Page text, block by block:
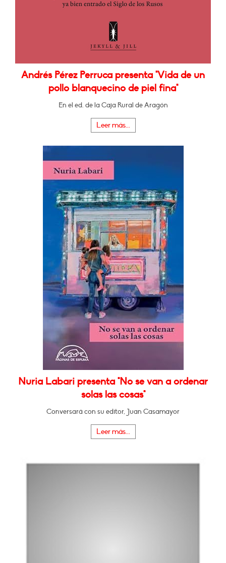
Andrés Pérez Perruca presenta "Vida de un
pollo blanquecino de piel fina"
En el ed. de la Caja Rural de Aragón
Leer más...
Nuria Labari presenta "No se van a ordenar
solas las cosas"
Conversará con su editor, Juan Casamayor
Leer más...